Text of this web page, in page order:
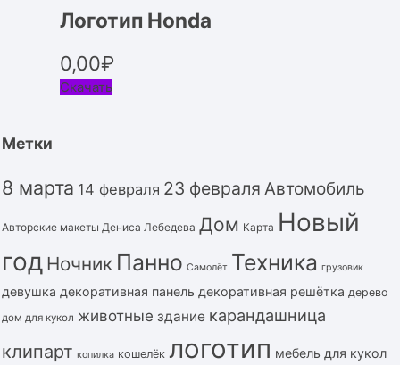
Логотип Honda
0,00₽
Скачать
Метки
8 марта 14 февраля 23 февраля Автомобиль
Авторские макеты Дениса Лебедева Дом Карта Новый
год Ночник Панно Самолёт Техника грузовик
девушка декоративная панель декоративная решётка дерево
дом для кукол животные здание карандашница
клипарт копилка кошелёк логотип мебель для кукол